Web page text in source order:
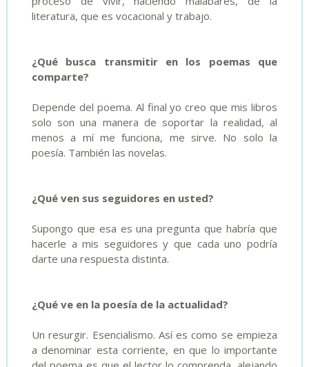
literatura, que es vocacional y trabajo.
¿Qué busca transmitir en los poemas que
comparte?
Depende del poema. Al final yo creo que mis libros
solo son una manera de soportar la realidad, al
menos a mí me funciona, me sirve. No solo la
poesía. También las novelas.
¿Qué ven sus seguidores en usted?
Supongo que esa es una pregunta que habría que
hacerle a mis seguidores y que cada uno podría
darte una respuesta distinta.
¿Qué ve en la poesía de la actualidad?
Un resurgir. Esencialismo. Así es como se empieza
a denominar esta corriente, en que lo importante